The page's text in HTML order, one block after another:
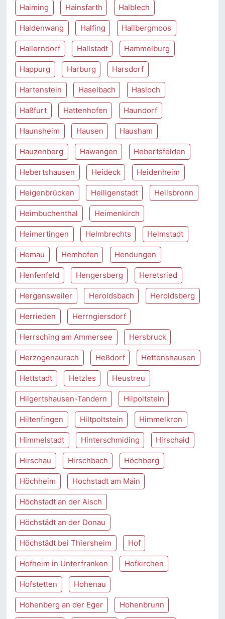
Haiming Hainsfarth Halblech
Haldenwang Halfing Hallbergmoos
Hallerndorf Hallstadt Hammelburg
Happurg Harburg Harsdorf
Hartenstein Haselbach Hasloch
Haßfurt Hattenhofen Haundorf
Haunsheim Hausen Hausham
Hauzenberg Hawangen Hebertsfelden
Hebertshausen Heideck Heidenheim
Heigenbrücken Heiligenstadt Heilsbronn
Heimbuchenthal Heimenkirch
Heimertingen Helmbrechts Helmstadt
Hemau Hemhofen Hendungen
Henfenfeld Hengersberg Heretsried
Hergensweiler Heroldsbach Heroldsberg
Herrieden Herrngiersdorf
Herrsching am Ammersee Hersbruck
Herzogenaurach Heßdorf Hettenshausen
Hettstadt Hetzles Heustreu
Hilgertshausen-Tandern Hilpoltstein
Hiltenfingen Hiltpoltstein Himmelkron
Himmelstadt Hinterschmiding Hirschaid
Hirschau Hirschbach Höchberg
Höchheim Hochstadt am Main
Höchstadt an der Aisch
Höchstädt an der Donau
Höchstädt bei Thiersheim Hof
Hofheim in Unterfranken Hofkirchen
Hofstetten Hohenau
Hohenberg an der Eger Hohenbrunn